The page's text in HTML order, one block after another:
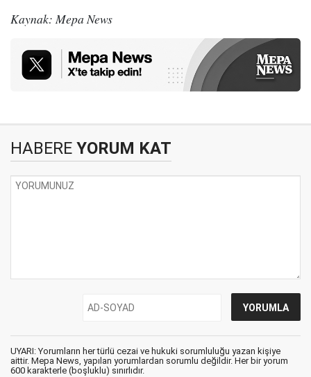
Kaynak: Mepa News
HABERE YORUM KAT
UYARI: Yorumların her türlü cezai ve hukuki sorumluluğu yazan kişiye
aittir. Mepa News, yapılan yorumlardan sorumlu değildir. Her bir yorum
600 karakterle (boşluklu) sınırlıdır.